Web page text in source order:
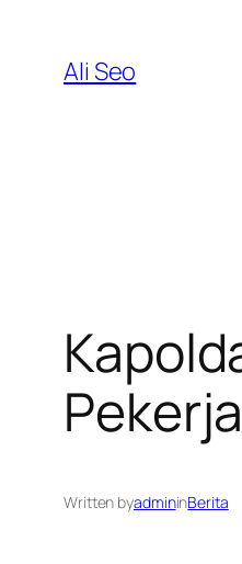
content
Ali Seo
Written byadmininBerita